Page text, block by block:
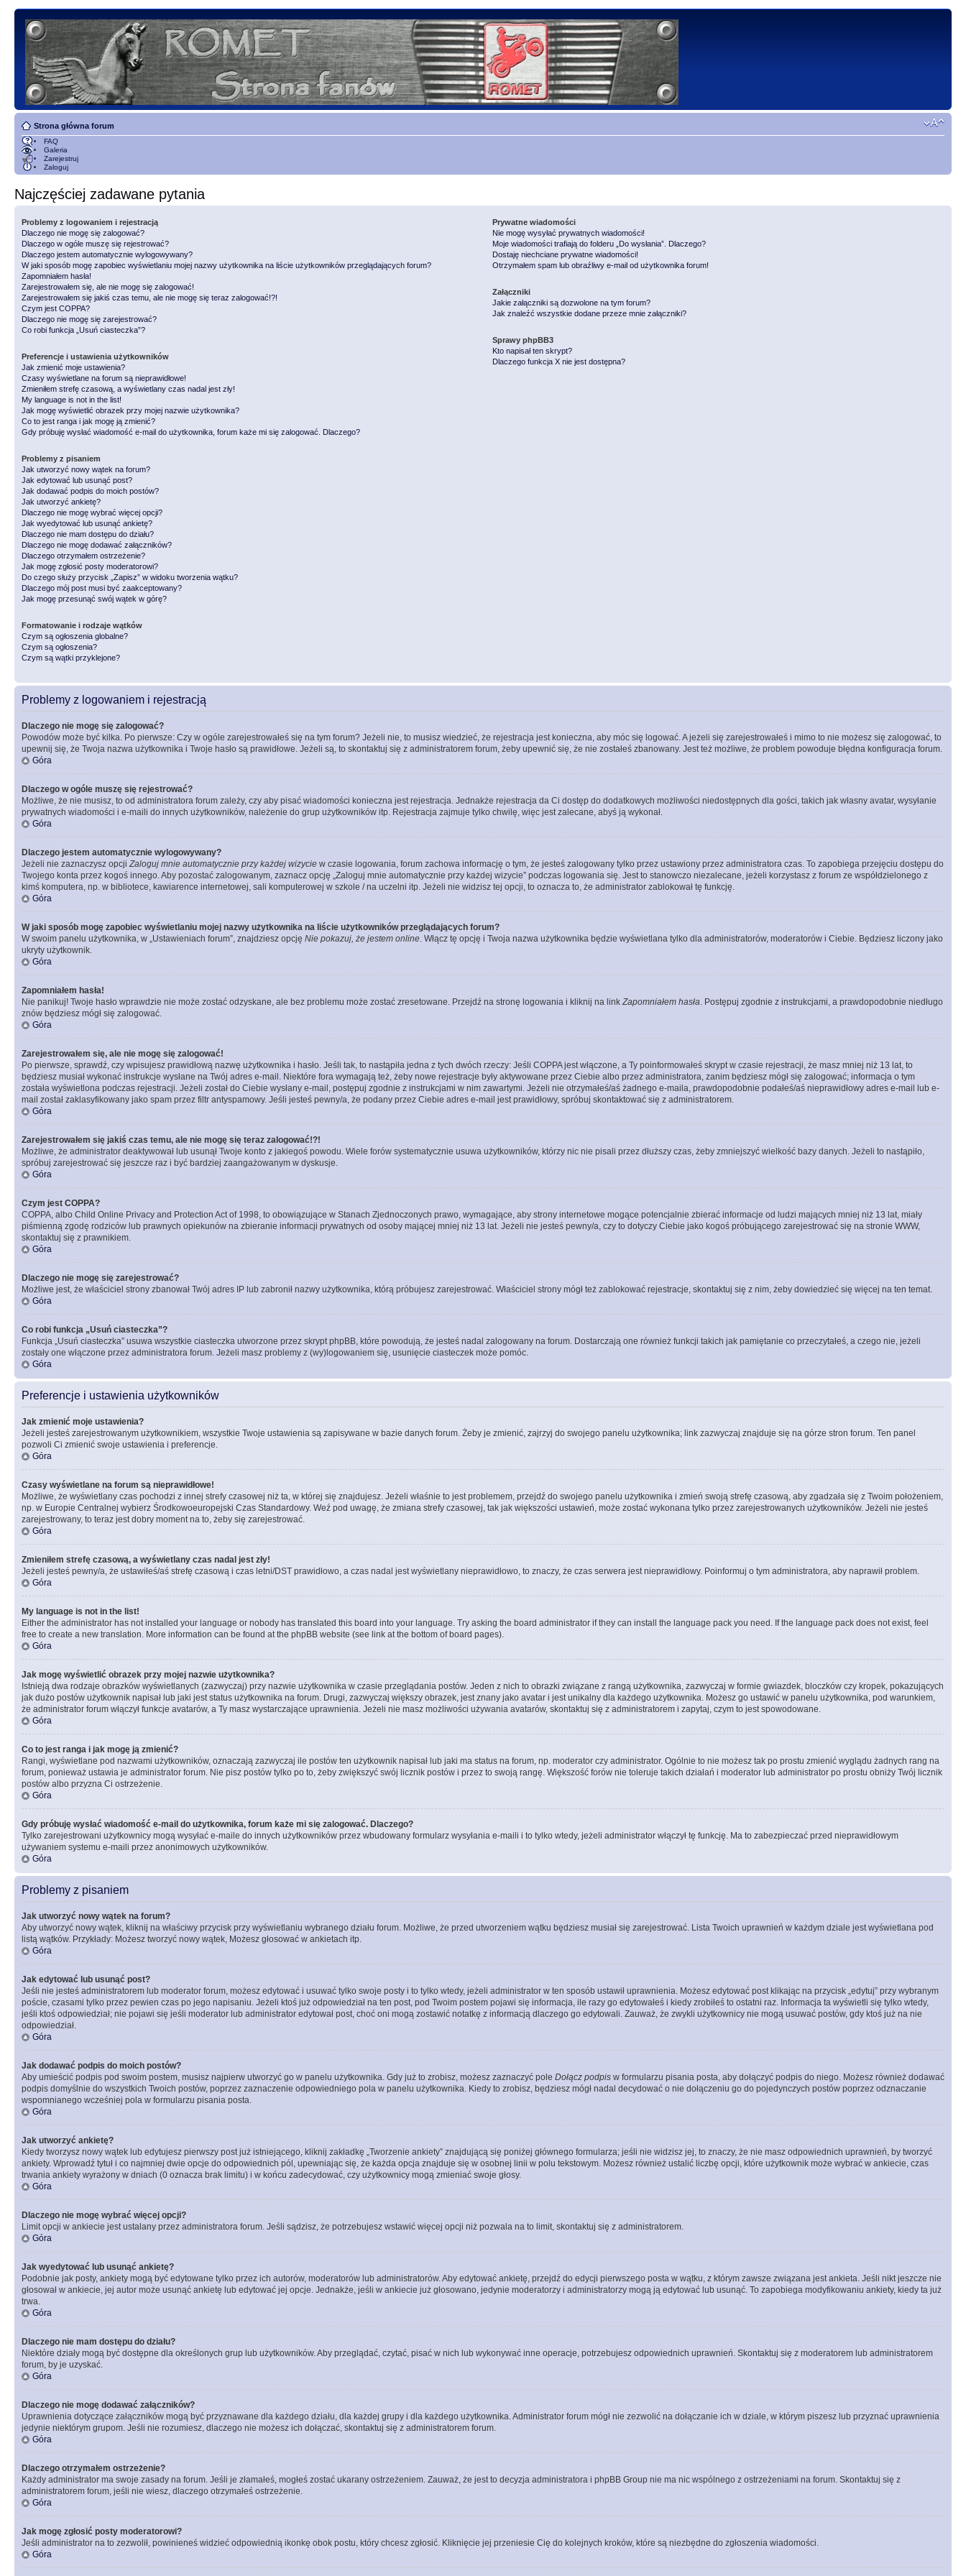
Strona główna forum
FAQ
Galeria
Zarejestruj
Zaloguj
Najczęściej zadawane pytania
Problemy z logowaniem i rejestracją
Dlaczego nie mogę się zalogować?
Dlaczego w ogóle muszę się rejestrować?
Dlaczego jestem automatycznie wylogowywany?
W jaki sposób mogę zapobiec wyświetlaniu mojej nazwy użytkownika na liście użytkowników przeglądających forum?
Zapomniałem hasła!
Zarejestrowałem się, ale nie mogę się zalogować!
Zarejestrowałem się jakiś czas temu, ale nie mogę się teraz zalogować!?!
Czym jest COPPA?
Dlaczego nie mogę się zarejestrować?
Co robi funkcja „Usuń ciasteczka”?
Preferencje i ustawienia użytkowników
Jak zmienić moje ustawienia?
Czasy wyświetlane na forum są nieprawidłowe!
Zmieniłem strefę czasową, a wyświetlany czas nadal jest zły!
My language is not in the list!
Jak mogę wyświetlić obrazek przy mojej nazwie użytkownika?
Co to jest ranga i jak mogę ją zmienić?
Gdy próbuję wysłać wiadomość e-mail do użytkownika, forum każe mi się zalogować. Dlaczego?
Problemy z pisaniem
Jak utworzyć nowy wątek na forum?
Jak edytować lub usunąć post?
Jak dodawać podpis do moich postów?
Jak utworzyć ankietę?
Dlaczego nie mogę wybrać więcej opcji?
Jak wyedytować lub usunąć ankietę?
Dlaczego nie mam dostępu do działu?
Dlaczego nie mogę dodawać załączników?
Dlaczego otrzymałem ostrzeżenie?
Jak mogę zgłosić posty moderatorowi?
Do czego służy przycisk „Zapisz” w widoku tworzenia wątku?
Dlaczego mój post musi być zaakceptowany?
Jak mogę przesunąć swój wątek w górę?
Formatowanie i rodzaje wątków
Czym są ogłoszenia globalne?
Czym są ogłoszenia?
Czym są wątki przyklejone?
Prywatne wiadomości
Nie mogę wysyłać prywatnych wiadomości!
Moje wiadomości trafiają do folderu „Do wysłania”. Dlaczego?
Dostaję niechciane prywatne wiadomości!
Otrzymałem spam lub obraźliwy e-mail od użytkownika forum!
Załączniki
Jakie załączniki są dozwolone na tym forum?
Jak znaleźć wszystkie dodane przeze mnie załączniki?
Sprawy phpBB3
Kto napisał ten skrypt?
Dlaczego funkcja X nie jest dostępna?
Problemy z logowaniem i rejestracją
Dlaczego nie mogę się zalogować?
Powodów może być kilka. Po pierwsze: Czy w ogóle zarejestrowałeś się na tym forum? Jeżeli nie, to musisz wiedzieć, że rejestracja jest konieczna, aby móc się logować. A jeżeli się zarejestrowałeś i mimo to nie możesz się zalogować, to
upewnij się, że Twoja nazwa użytkownika i Twoje hasło są prawidłowe. Jeżeli są, to skontaktuj się z administratorem forum, żeby upewnić się, że nie zostałeś zbanowany. Jest też możliwe, że problem powoduje błędna konfiguracja forum.
Góra
Dlaczego w ogóle muszę się rejestrować?
Możliwe, że nie musisz, to od administratora forum zależy, czy aby pisać wiadomości konieczna jest rejestracja. Jednakże rejestracja da Ci dostęp do dodatkowych możliwości niedostępnych dla gości, takich jak własny avatar, wysyłanie
prywatnych wiadomości i e-maili do innych użytkowników, należenie do grup użytkowników itp. Rejestracja zajmuje tylko chwilę, więc jest zalecane, abyś ją wykonał.
Góra
Dlaczego jestem automatycznie wylogowywany?
Jeżeli nie zaznaczysz opcjiZaloguj mnie automatycznie przy każdej wizycie w czasie logowania, forum zachowa informację o tym, że jesteś zalogowany tylko przez ustawiony przez administratora czas. To zapobiega przejęciu dostępu do
Twojego konta przez kogoś innego. Aby pozostać zalogowanym, zaznacz opcję „Zaloguj mnie automatycznie przy każdej wizycie” podczas logowania się. Jest to stanowczo niezalecane, jeżeli korzystasz z forum ze współdzielonego z
kimś komputera, np. w bibliotece, kawiarence internetowej, sali komputerowej w szkole / na uczelni itp. Jeżeli nie widzisz tej opcji, to oznacza to, że administrator zablokował tę funkcję.
Góra
W jaki sposób mogę zapobiec wyświetlaniu mojej nazwy użytkownika na liście użytkowników przeglądających forum?
W swoim panelu użytkownika, w „Ustawieniach forum”, znajdziesz opcję Nie pokazuj, że jestem online. Włącz tę opcję i Twoja nazwa użytkownika będzie wyświetlana tylko dla administratorów, moderatorów i Ciebie. Będziesz liczony jako
ukryty użytkownik.
Góra
Zapomniałem hasła!
Nie panikuj! Twoje hasło wprawdzie nie może zostać odzyskane, ale bez problemu może zostać zresetowane. Przejdź na stronę logowania i kliknij na linkZapomniałem hasła. Postępuj zgodnie z instrukcjami, a prawdopodobnie niedługo
znów będziesz mógł się zalogować.
Góra
Zarejestrowałem się, ale nie mogę się zalogować!
Po pierwsze, sprawdź, czy wpisujesz prawidłową nazwę użytkownika i hasło. Jeśli tak, to nastąpiła jedna z tych dwóch rzeczy: Jeśli COPPA jest włączone, a Ty poinformowałeś skrypt w czasie rejestracji, że masz mniej niż 13 lat, to
będziesz musiał wykonać instrukcje wysłane na Twój adres e-mail. Niektóre fora wymagają też, żeby nowe rejestracje były aktywowane przez Ciebie albo przez administratora, zanim będziesz mógł się zalogować; informacja o tym
została wyświetlona podczas rejestracji. Jeżeli został do Ciebie wysłany e-mail, postępuj zgodnie z instrukcjami w nim zawartymi. Jeżeli nie otrzymałeś/aś żadnego e-maila, prawdopodobnie podałeś/aś nieprawidłowy adres e-mail lub e-
mail został zaklasyfikowany jako spam przez filtr antyspamowy. Jeśli jesteś pewny/a, że podany przez Ciebie adres e-mail jest prawidłowy, spróbuj skontaktować się z administratorem.
Góra
Zarejestrowałem się jakiś czas temu, ale nie mogę się teraz zalogować!?!
Możliwe, że administrator deaktywował lub usunął Twoje konto z jakiegoś powodu. Wiele forów systematycznie usuwa użytkowników, którzy nic nie pisali przez dłuższy czas, żeby zmniejszyć wielkość bazy danych. Jeżeli to nastąpiło,
spróbuj zarejestrować się jeszcze raz i być bardziej zaangażowanym w dyskusje.
Góra
Czym jest COPPA?
COPPA, albo Child Online Privacy and Protection Act of 1998, to obowiązujące w Stanach Zjednoczonych prawo, wymagające, aby strony internetowe mogące potencjalnie zbierać informacje od ludzi mających mniej niż 13 lat, miały
piśmienną zgodę rodziców lub prawnych opiekunów na zbieranie informacji prywatnych od osoby mającej mniej niż 13 lat. Jeżeli nie jesteś pewny/a, czy to dotyczy Ciebie jako kogoś próbującego zarejestrować się na stronie WWW,
skontaktuj się z prawnikiem.
Góra
Dlaczego nie mogę się zarejestrować?
Możliwe jest, że właściciel strony zbanował Twój adres IP lub zabronił nazwy użytkownika, którą próbujesz zarejestrować. Właściciel strony mógł też zablokować rejestracje, skontaktuj się z nim, żeby dowiedzieć się więcej na ten temat.
Góra
Co robi funkcja „Usuń ciasteczka”?
Funkcja „Usuń ciasteczka” usuwa wszystkie ciasteczka utworzone przez skrypt phpBB, które powodują, że jesteś nadal zalogowany na forum. Dostarczają one również funkcji takich jak pamiętanie co przeczytałeś, a czego nie, jeżeli
zostały one włączone przez administratora forum. Jeżeli masz problemy z (wy)logowaniem się, usunięcie ciasteczek może pomóc.
Góra
Preferencje i ustawienia użytkowników
Jak zmienić moje ustawienia?
Jeżeli jesteś zarejestrowanym użytkownikiem, wszystkie Twoje ustawienia są zapisywane w bazie danych forum. Żeby je zmienić, zajrzyj do swojego panelu użytkownika; link zazwyczaj znajduje się na górze stron forum. Ten panel
pozwoli Ci zmienić swoje ustawienia i preferencje.
Góra
Czasy wyświetlane na forum są nieprawidłowe!
Możliwe, że wyświetlany czas pochodzi z innej strefy czasowej niż ta, w której się znajdujesz. Jeżeli właśnie to jest problemem, przejdź do swojego panelu użytkownika i zmień swoją strefę czasową, aby zgadzała się z Twoim położeniem,
np. w Europie Centralnej wybierz Środkowoeuropejski Czas Standardowy. Weź pod uwagę, że zmiana strefy czasowej, tak jak większości ustawień, może zostać wykonana tylko przez zarejestrowanych użytkowników. Jeżeli nie jesteś
zarejestrowany, to teraz jest dobry moment na to, żeby się zarejestrować.
Góra
Zmieniłem strefę czasową, a wyświetlany czas nadal jest zły!
Jeżeli jesteś pewny/a, że ustawiłeś/aś strefę czasową i czas letni/DST prawidłowo, a czas nadal jest wyświetlany nieprawidłowo, to znaczy, że czas serwera jest nieprawidłowy. Poinformuj o tym administratora, aby naprawił problem.
Góra
My language is not in the list!
Either the administrator has not installed your language or nobody has translated this board into your language. Try asking the board administrator if they can install the language pack you need. If the language pack does not exist, feel
free to create a new translation. More information can be found at the phpBB website (see link at the bottom of board pages).
Góra
Jak mogę wyświetlić obrazek przy mojej nazwie użytkownika?
Istnieją dwa rodzaje obrazków wyświetlanych (zazwyczaj) przy nazwie użytkownika w czasie przeglądania postów. Jeden z nich to obrazki związane z rangą użytkownika, zazwyczaj w formie gwiazdek, bloczków czy kropek, pokazujących
jak dużo postów użytkownik napisał lub jaki jest status użytkownika na forum. Drugi, zazwyczaj większy obrazek, jest znany jako avatar i jest unikalny dla każdego użytkownika. Możesz go ustawić w panelu użytkownika, pod warunkiem,
że administrator forum włączył funkcje avatarów, a Ty masz wystarczające uprawnienia. Jeżeli nie masz możliwości używania avatarów, skontaktuj się z administratorem i zapytaj, czym to jest spowodowane.
Góra
Co to jest ranga i jak mogę ją zmienić?
Rangi, wyświetlane pod nazwami użytkowników, oznaczają zazwyczaj ile postów ten użytkownik napisał lub jaki ma status na forum, np. moderator czy administrator. Ogólnie to nie możesz tak po prostu zmienić wyglądu żadnych rang na
forum, ponieważ ustawia je administrator forum. Nie pisz postów tylko po to, żeby zwiększyć swój licznik postów i przez to swoją rangę. Większość forów nie toleruje takich działań i moderator lub administrator po prostu obniży Twój licznik
postów albo przyzna Ci ostrzeżenie.
Góra
Gdy próbuję wysłać wiadomość e-mail do użytkownika, forum każe mi się zalogować. Dlaczego?
Tylko zarejestrowani użytkownicy mogą wysyłać e-maile do innych użytkowników przez wbudowany formularz wysyłania e-maili i to tylko wtedy, jeżeli administrator włączył tę funkcję. Ma to zabezpieczać przed nieprawidłowym
używaniem systemu e-maili przez anonimowych użytkowników.
Góra
Problemy z pisaniem
Jak utworzyć nowy wątek na forum?
Aby utworzyć nowy wątek, kliknij na właściwy przycisk przy wyświetlaniu wybranego działu forum. Możliwe, że przed utworzeniem wątku będziesz musiał się zarejestrować. Lista Twoich uprawnień w każdym dziale jest wyświetlana pod
listą wątków. Przykłady: Możesz tworzyć nowy wątek, Możesz głosować w ankietach itp.
Góra
Jak edytować lub usunąć post?
Jeśli nie jesteś administratorem lub moderator forum, możesz edytować i usuwać tylko swoje posty i to tylko wtedy, jeżeli administrator w ten sposób ustawił uprawnienia. Możesz edytować post klikając na przycisk „edytuj” przy wybranym
poście, czasami tylko przez pewien czas po jego napisaniu. Jeżeli ktoś już odpowiedział na ten post, pod Twoim postem pojawi się informacja, ile razy go edytowałeś i kiedy zrobiłeś to ostatni raz. Informacja ta wyświetli się tylko wtedy,
jeśli ktoś odpowiedział; nie pojawi się jeśli moderator lub administrator edytował post, choć oni mogą zostawić notatkę z informacją dlaczego go edytowali. Zauważ, że zwykli użytkownicy nie mogą usuwać postów, gdy ktoś już na nie
odpowiedział.
Góra
Jak dodawać podpis do moich postów?
Aby umieścić podpis pod swoim postem, musisz najpierw utworzyć go w panelu użytkownika. Gdy już to zrobisz, możesz zaznaczyć pole Dołącz podpis w formularzu pisania posta, aby dołączyć podpis do niego. Możesz również dodawać
podpis domyślnie do wszystkich Twoich postów, poprzez zaznaczenie odpowiedniego pola w panelu użytkownika. Kiedy to zrobisz, będziesz mógł nadal decydować o nie dołączeniu go do pojedynczych postów poprzez odznaczanie
wspomnianego wcześniej pola w formularzu pisania posta.
Góra
Jak utworzyć ankietę?
Kiedy tworzysz nowy wątek lub edytujesz pierwszy post już istniejącego, kliknij zakładkę „Tworzenie ankiety” znajdującą się poniżej głównego formularza; jeśli nie widzisz jej, to znaczy, że nie masz odpowiednich uprawnień, by tworzyć
ankiety. Wprowadź tytuł i co najmniej dwie opcje do odpowiednich pól, upewniając się, że każda opcja znajduje się w osobnej linii w polu tekstowym. Możesz również ustalić liczbę opcji, które użytkownik może wybrać w ankiecie, czas
trwania ankiety wyrażony w dniach (0 oznacza brak limitu) i w końcu zadecydować, czy użytkownicy mogą zmieniać swoje głosy.
Góra
Dlaczego nie mogę wybrać więcej opcji?
Limit opcji w ankiecie jest ustalany przez administratora forum. Jeśli sądzisz, że potrzebujesz wstawić więcej opcji niż pozwala na to limit, skontaktuj się z administratorem.
Góra
Jak wyedytować lub usunąć ankietę?
Podobnie jak posty, ankiety mogą być edytowane tylko przez ich autorów, moderatorów lub administratorów. Aby edytować ankietę, przejdź do edycji pierwszego posta w wątku, z którym zawsze związana jest ankieta. Jeśli nikt jeszcze nie
głosował w ankiecie, jej autor może usunąć ankietę lub edytować jej opcje. Jednakże, jeśli w ankiecie już głosowano, jedynie moderatorzy i administratorzy mogą ją edytować lub usunąć. To zapobiega modyfikowaniu ankiety, kiedy ta już
trwa.
Góra
Dlaczego nie mam dostępu do działu?
Niektóre działy mogą być dostępne dla określonych grup lub użytkowników. Aby przeglądać, czytać, pisać w nich lub wykonywać inne operacje, potrzebujesz odpowiednich uprawnień. Skontaktuj się z moderatorem lub administratorem
forum, by je uzyskać.
Góra
Dlaczego nie mogę dodawać załączników?
Uprawnienia dotyczące załączników mogą być przyznawane dla każdego działu, dla każdej grupy i dla każdego użytkownika. Administrator forum mógł nie zezwolić na dołączanie ich w dziale, w którym piszesz lub przyznać uprawnienia
jedynie niektórym grupom. Jeśli nie rozumiesz, dlaczego nie możesz ich dołączać, skontaktuj się z administratorem forum.
Góra
Dlaczego otrzymałem ostrzeżenie?
Każdy administrator ma swoje zasady na forum. Jeśli je złamałeś, mogłeś zostać ukarany ostrzeżeniem. Zauważ, że jest to decyzja administratora i phpBB Group nie ma nic wspólnego z ostrzeżeniami na forum. Skontaktuj się z
administratorem forum, jeśli nie wiesz, dlaczego otrzymałeś ostrzeżenie.
Góra
Jak mogę zgłosić posty moderatorowi?
Jeśli administrator na to zezwolił, powinieneś widzieć odpowiednią ikonkę obok postu, który chcesz zgłosić. Kliknięcie jej przeniesie Cię do kolejnych kroków, które są niezbędne do zgłoszenia wiadomości.
Góra